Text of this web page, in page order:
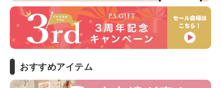
おすすめアイテム